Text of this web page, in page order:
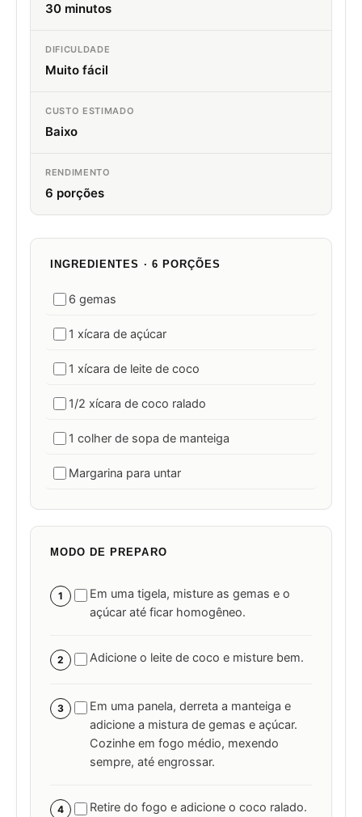
30 minutos
DIFICULDADE
Muito fácil
CUSTO ESTIMADO
Baixo
RENDIMENTO
6 porções
INGREDIENTES · 6 PORÇÕES
6 gemas
1 xícara de açúcar
1 xícara de leite de coco
1/2 xícara de coco ralado
1 colher de sopa de manteiga
Margarina para untar
MODO DE PREPARO
1
Em uma tigela, misture as gemas e o
açúcar até ficar homogêneo.
2 Adicione o leite de coco e misture bem.
3
Em uma panela, derreta a manteiga e
adicione a mistura de gemas e açúcar.
Cozinhe em fogo médio, mexendo
sempre, até engrossar.
4
Retire do fogo e adicione o coco ralado.